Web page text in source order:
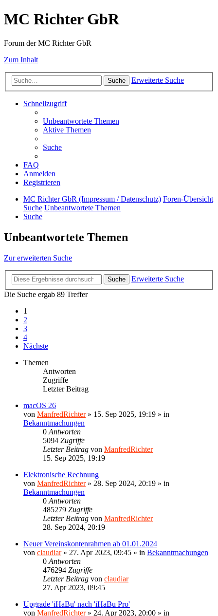
MC Richter GbR
Forum der MC Richter GbR
Zum Inhalt
Suche Erweiterte Suche
Schnellzugriff
Unbeantwortete Themen
Aktive Themen
Suche
FAQ
Anmelden
Registrieren
MC Richter GbR (Impressum / Datenschutz) Foren-Übersicht
Suche Unbeantwortete Themen
Suche
Unbeantwortete Themen
Zur erweiterten Suche
Suche
Erweiterte Suche
Die Suche ergab 89 Treffer
1
2
3
4
Nächste
Themen
Antworten
Zugriffe
Letzter Beitrag
macOS 26
von ManfredRichter» 15. Sep 2025, 19:19 » in
Bekanntmachungen
0 Antworten
5094 Zugriffe
Letzter Beitrag von ManfredRichter
15. Sep 2025, 19:19
Elektronische Rechnung
von ManfredRichter» 28. Sep 2024, 20:19 » in
Bekanntmachungen
0 Antworten
485279 Zugriffe
Letzter Beitrag von ManfredRichter
28. Sep 2024, 20:19
Neuer Vereinskontenrahmen ab 01.01.2024
von claudiar» 27. Apr 2023, 09:45 » in Bekanntmachungen
0 Antworten
476294 Zugriffe
Letzter Beitrag von claudiar
27. Apr 2023, 09:45
Upgrade 'iHaBu' nach 'iHaBu Pro'
von ManfredRichter» 24. Apr 2023, 20:00 » in